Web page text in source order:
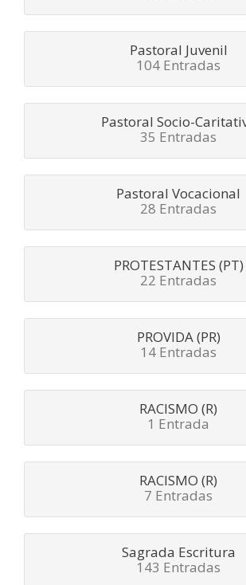
Pastoral Juvenil
104 Entradas
Pastoral Socio-
35 Entradas
Pastoral Vocacional
28 Entradas
PROTESTANTES (PT)
22 Entradas
PROVIDA (PR)
14 Entradas
RACISMO (R)
1 Entrada
RACISMO (R)
7 Entradas
Sagrada Escritura
143 Entradas